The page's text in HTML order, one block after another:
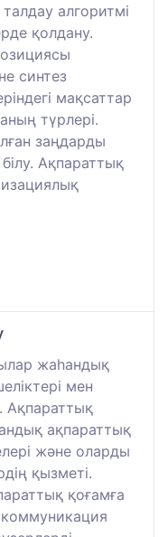
талдау алгоритмі
қолдану.
синтез
мақсаттар
түрлері.
заңдарды
Ақпараттық
жаһандық
мен
Ақпараттық
ақпараттық
және оларды
қызметі.
қоғамға
коммуникация